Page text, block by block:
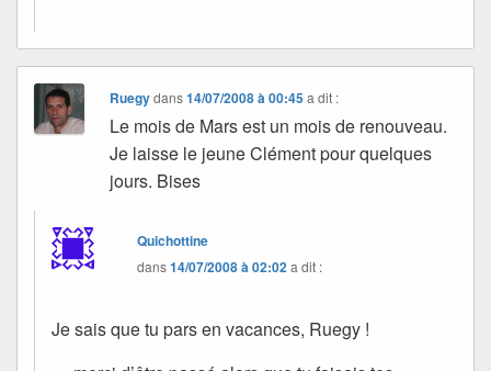
Ruegydans14/07/2008 à 00:45 a dit :
Le mois de Mars est un mois de renouveau.
Je laisse le jeune Clément pour quelques
jours. Bises
Quichottine
dans14/07/2008 à 02:02a dit :
Je sais que tu pars en vacances, Ruegy !